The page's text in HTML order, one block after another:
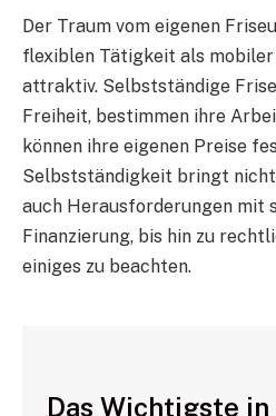
Der Traum vom eigenen
flexiblen Tätigkeit als
attraktiv. Selbstständige
Freiheit, bestimmen ihre
können ihre eigenen Preise
Selbstständigkeit bringt
auch Herausforderungen mit
Finanzierung, bis hin zu
einiges zu beachten.
Das Wichtigste in